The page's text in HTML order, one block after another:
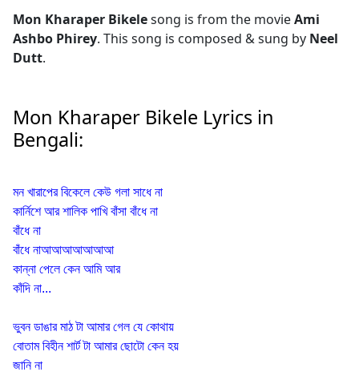
Mon Kharaper Bikelesong is from the movieAmi
Ashbo Phirey. This song is composed & sung by Neel
Dutt.
Mon Kharaper Bikele Lyrics in
Bengali:
মন খারাপের বিকেলে কেউ গলা সাধে না
কার্নিশে আর শালিক পাখি বাঁসা বাঁধে না
বাঁধে না
বাঁধে নাআআআআআআআ
কান্না পেলে কেন আমি আর
কাঁদি না...
ভুবন‌ ডাঙার মাঠ টা আমার গেল‌ যে কোথায়
বোতাম বিহীন শার্ট টা আমার ছোটো কেন হয়
জানি না